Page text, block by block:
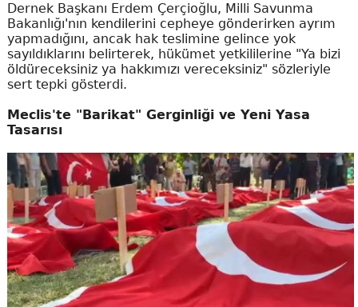
Dernek Başkanı Erdem Çerçioğlu, Milli Savunma
Bakanlığı'nın kendilerini cepheye gönderirken ayrım
yapmadığını, ancak hak teslimine gelince yok
sayıldıklarını belirterek, hükümet yetkililerine "Ya bizi
öldüreceksiniz ya hakkımızı vereceksiniz" sözleriyle
sert tepki gösterdi.
Meclis'te "Barikat" Gerginliği ve Yeni Yasa
Tasarısı